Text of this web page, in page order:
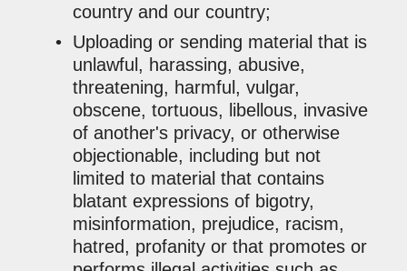
country and our country;
Uploading or sending material that is
unlawful, harassing, abusive,
threatening, harmful, vulgar,
obscene, tortuous, libellous, invasive
of another's privacy, or otherwise
objectionable, including but not
limited to material that contains
blatant expressions of bigotry,
misinformation, prejudice, racism,
hatred, profanity or that promotes or